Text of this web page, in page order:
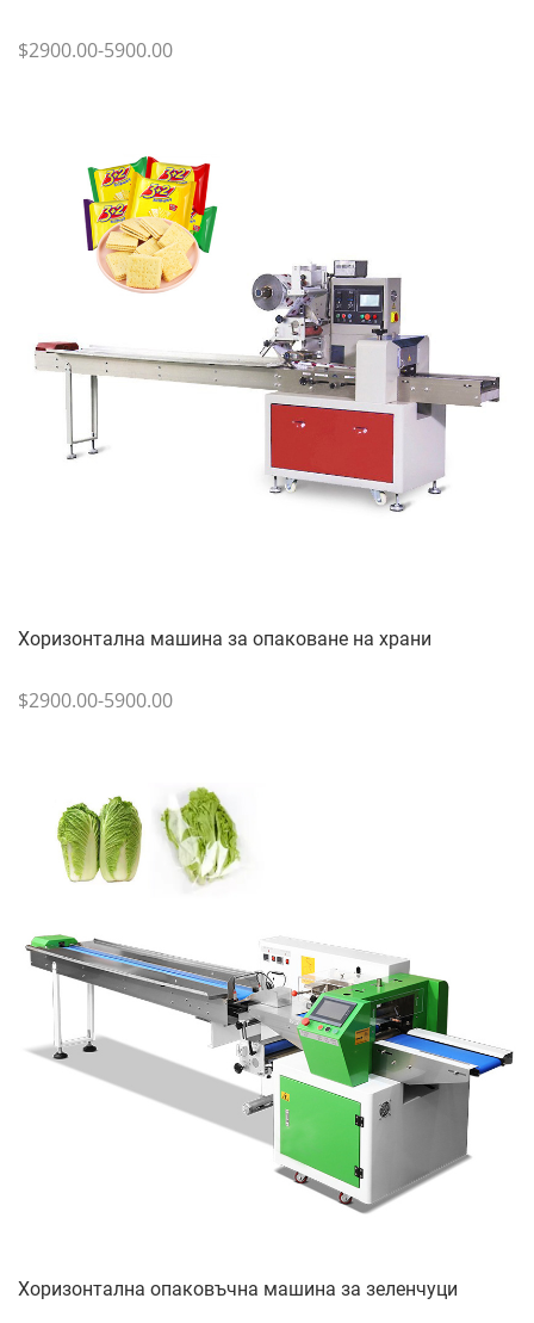
$2900.00-5900.00
Хоризонтална машина за опаковане на храни
$2900.00-5900.00
Хоризонтална опаковъчна машина за зеленчуци